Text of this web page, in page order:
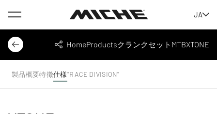
Menu
JA
Back
HomeProductsクランクセット MTBXTONE
Share
製品概要特徴仕様"RACE DIVISION"